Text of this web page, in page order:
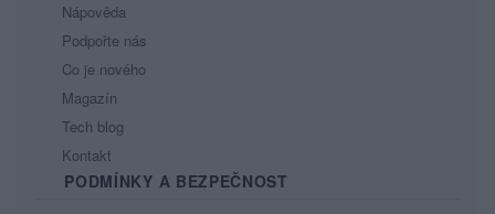
Nápověda
Podpořte nás
Co je nového
Magazín
Tech blog
Kontakt
PODMÍNKY A BEZPEČNOST